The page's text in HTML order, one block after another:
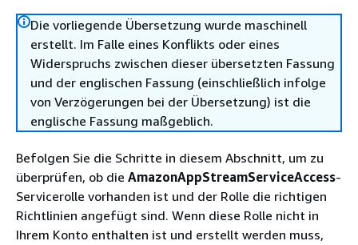
Die vorliegende Übersetzung wurde maschinell
erstellt. Im Falle eines Konflikts oder eines
Widerspruchs zwischen dieser übersetzten Fassung
und der englischen Fassung (einschließlich infolge
von Verzögerungen bei der Übersetzung) ist die
englische Fassung maßgeblich.
Befolgen Sie die Schritte in diesem Abschnitt, um zu
überprüfen, ob die AmazonAppStreamServiceAccess-
Servicerolle vorhanden ist und der Rolle die richtigen
Richtlinien angefügt sind. Wenn diese Rolle nicht in
Ihrem Konto enthalten ist und erstellt werden muss,